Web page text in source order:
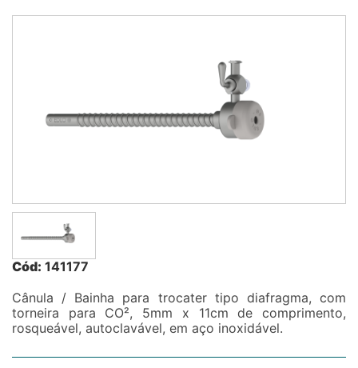
Cód: 141177
Cânula / Bainha para trocater tipo diafragma, com
torneira para CO², 5mm x 11cm de comprimento,
rosqueável, autoclavável, em aço inoxidável.